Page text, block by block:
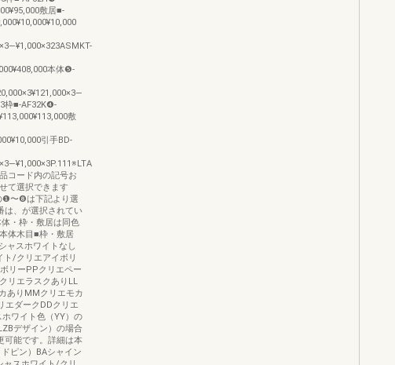
敷居■-
本体❺-
■-AF32K❹-
敷
引手BD-
コード内の記号お
て選択できます
〜❽は下記より選
は、が選択されてい
・枠・敷居は同色
体木目■枠・敷居
ャスホワイトなし
ト/クリエアイボリ
リーPPクリエペー
リエラスクありLL
ありMMクリエモカ
エダークDDクリエ
ワイト色（YY）の
デザイン）の場合
可能です。詳細は本
ピン）BAシャイン